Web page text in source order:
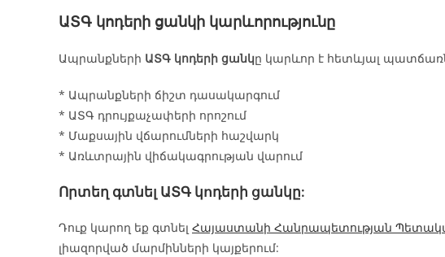
ԱՏԳ կոդերի ցանկի կարևորությունը
Ապրանքների ԱՏԳ կոդերի ցանկը կարևոր է հետևյալ
* Ապրանքների ճիշտ դասակարգում
* ԱՏԳ դրույքաչափերի որոշում
* Մաքսային վճարումների հաշվարկ
* Առևտրային վիճակագրության վարում
Որտեղ գտնել ԱՏԳ կոդերի ցանկը:
Դուք կարող եք գտնել Հայաստանի Հանրապետության
լիազորված մարմինների կայքերում: